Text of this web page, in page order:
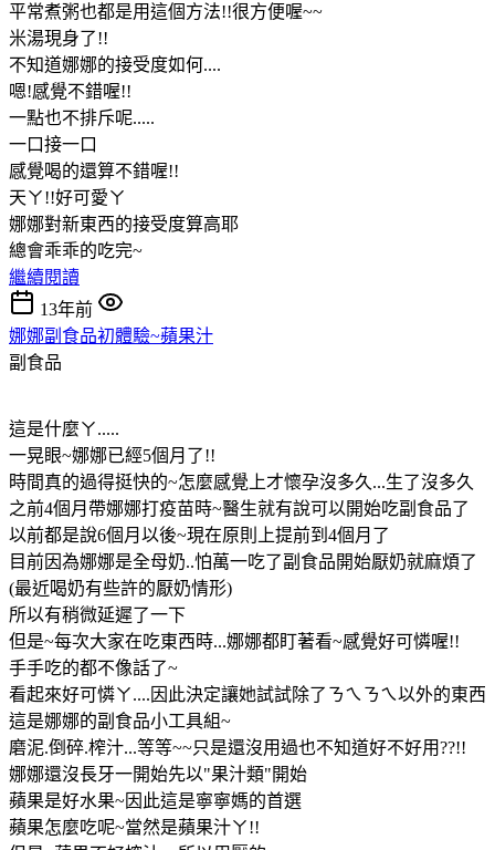
平常煮粥也都是用這個方法!!很方便喔~~
米湯現身了!!
不知道娜娜的接受度如何....
嗯!感覺不錯喔!!
一點也不排斥呢.....
一口接一口
感覺喝的還算不錯喔!!
天ㄚ!!好可愛ㄚ
娜娜對新東西的接受度算高耶
總會乖乖的吃完~
繼續閱讀
13年前
娜娜副食品初體驗~蘋果汁
副食品
這是什麼ㄚ.....
一晃眼~娜娜已經5個月了!!
時間真的過得挺快的~怎麼感覺上才懷孕沒多久...生了沒多久
之前4個月帶娜娜打疫苗時~醫生就有說可以開始吃副食品了
以前都是說6個月以後~現在原則上提前到4個月了
目前因為娜娜是全母奶..怕萬一吃了副食品開始厭奶就麻煩了
(最近喝奶有些許的厭奶情形)
所以有稍微延遲了一下
但是~每次大家在吃東西時...娜娜都盯著看~感覺好可憐喔!!
手手吃的都不像話了~
看起來好可憐ㄚ....因此決定讓她試試除了ㄋㄟㄋㄟ以外的東西
這是娜娜的副食品小工具組~
磨泥.倒碎.榨汁...等等~~只是還沒用過也不知道好不好用??!!
娜娜還沒長牙一開始先以"果汁類"開始
蘋果是好水果~因此這是寧寧媽的首選
蘋果怎麼吃呢~當然是蘋果汁ㄚ!!